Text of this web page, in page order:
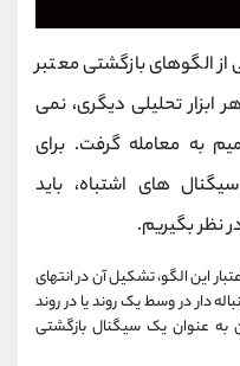
از الگوهای بازگشتی معتبر
ابزار تحلیلی دیگری، نمی‌
به معامله گرفت. برای
های اشتباه، باید
نظر بگیریم.
این الگو، تشکیل آن در انتهای
دار در وسط یک روند یا در روند
به‌ عنوان یک سیگنال بازگشتی